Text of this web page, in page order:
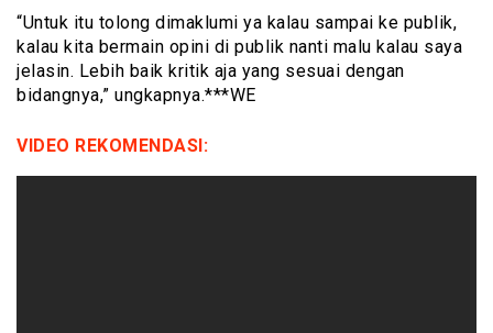
“Untuk itu tolong dimaklumi ya kalau sampai ke publik,
kalau kita bermain opini di publik nanti malu kalau saya
jelasin. Lebih baik kritik aja yang sesuai dengan
bidangnya,” ungkapnya.***WE
VIDEO REKOMENDASI: